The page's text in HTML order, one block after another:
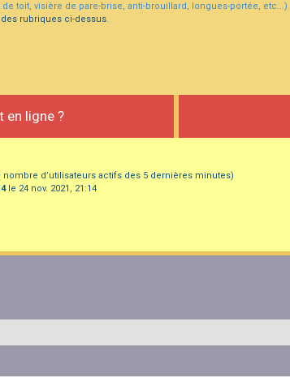
toit, visière de pare-brise, anti-brouillard, longues-portée, etc...).
rubriques ci-dessus.
en ligne ?
d’utilisateurs actifs des 5 dernières minutes)
le 24 nov. 2021, 21:14